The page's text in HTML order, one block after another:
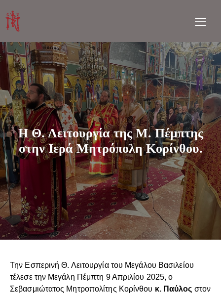
Η Θ. Λειτουργία της Μ. Πέμπτης
στην Ιερά Μητρόπολη Κορίνθου.
Την Εσπερινή Θ. Λειτουργία του Μεγάλου Βασιλείου
τέλεσε την Μεγάλη Πέμπτη 9 Απριλίου 2025, ο
Σεβασμιώτατος Μητροπολίτης Κορίνθου κ. Παύλος στον